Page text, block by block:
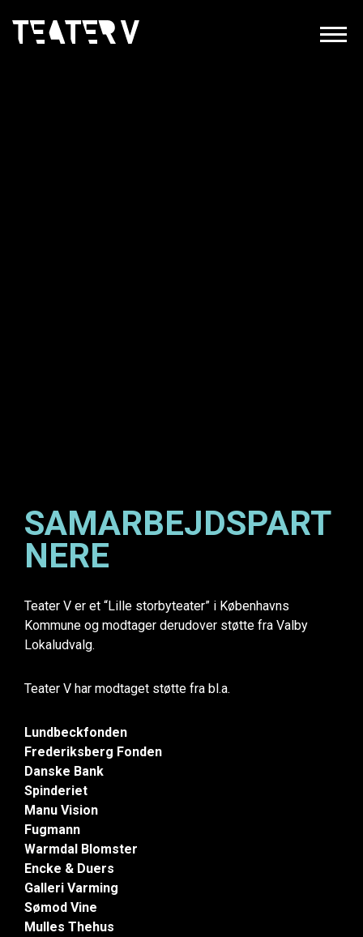
SAMARBEJDSPART
NERE
Teater V er et “Lille storbyteater” i Københavns
Kommune og modtager derudover støtte fra Valby
Lokaludvalg.
Teater V har modtaget støtte fra bl.a.
Lundbeckfonden
Frederiksberg Fonden
Danske Bank
Spinderiet
Manu Vision
Fugmann
Warmdal Blomster
Encke & Duers
Galleri Varming
Sømod Vine
Mulles Thehus